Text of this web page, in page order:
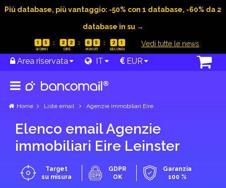
Più database, più vantaggio: -50% con 1 database, -60% da 2
database in su →
1 5 2 2 0 5 2 0 Vedi tutte le news
Area riservata IT EUR
Home Liste email Agenzie immobiliari Eire
Elenco email Agenzie
immobiliari Eire Leinster
Target
su misura
GDPR
OK
Garanzia
100 %